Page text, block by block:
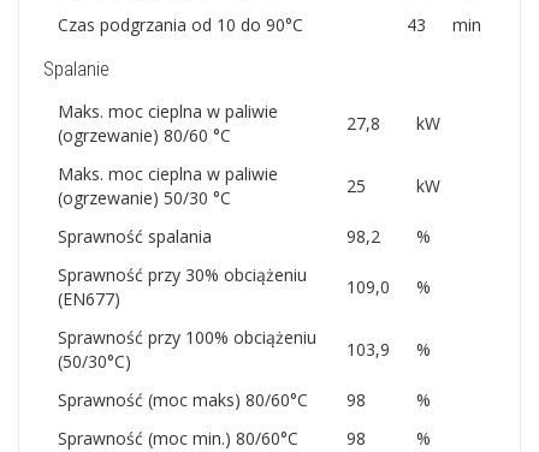
Czas podgrzania od 10 do 90°C
43 min
Spalanie
Maks. moc cieplna w paliwie
(ogrzewanie) 80/60 °C
27,8 kW
Maks. moc cieplna w paliwie
(ogrzewanie) 50/30 °C
25 kW
Sprawność spalania 98,2
%
Sprawność przy 30% obciążeniu
(EN677)
109,0 %
Sprawność przy 100% obciążeniu
(50/30°C)
103,9 %
Sprawność (moc maks) 80/60°C 98
%
Sprawność (moc min.) 80/60°C
98
%